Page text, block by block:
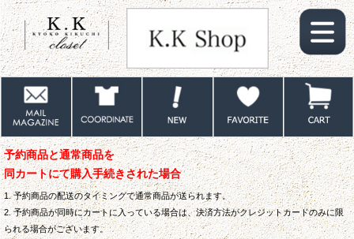
予約商品と通常商品を
同カートにて購入手続きされた場合
1. 予約商品の配送のタイミングで通常商品が送られます。
2. 予約商品が同時にカートに入っている場合は、決済方法がクレジットカードのみに限
られる場合がございます。